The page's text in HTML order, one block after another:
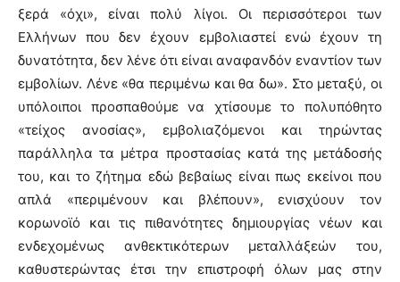
ξερά «όχι», είναι πολύ λίγοι. Οι περισσότεροι των
Ελλήνων που δεν έχουν εμβολιαστεί ενώ έχουν τη
δυνατότητα, δεν λένε ότι είναι αναφανδόν εναντίον των
εμβολίων. Λένε «θα περιμένω και θα δω». Στο μεταξύ, οι
υπόλοιποι προσπαθούμε να χτίσουμε το πολυπόθητο
«τείχος ανοσίας», εμβολιαζόμενοι και τηρώντας
παράλληλα τα μέτρα προστασίας κατά της μετάδοσής
του, και το ζήτημα εδώ βεβαίως είναι πως εκείνοι που
απλά «περιμένουν και βλέπουν», ενισχύουν τον
κορωνοϊό και τις πιθανότητες δημιουργίας νέων και
ενδεχομένως ανθεκτικότερων μεταλλάξεών του,
καθυστερώντας έτσι την επιστροφή όλων μας στην